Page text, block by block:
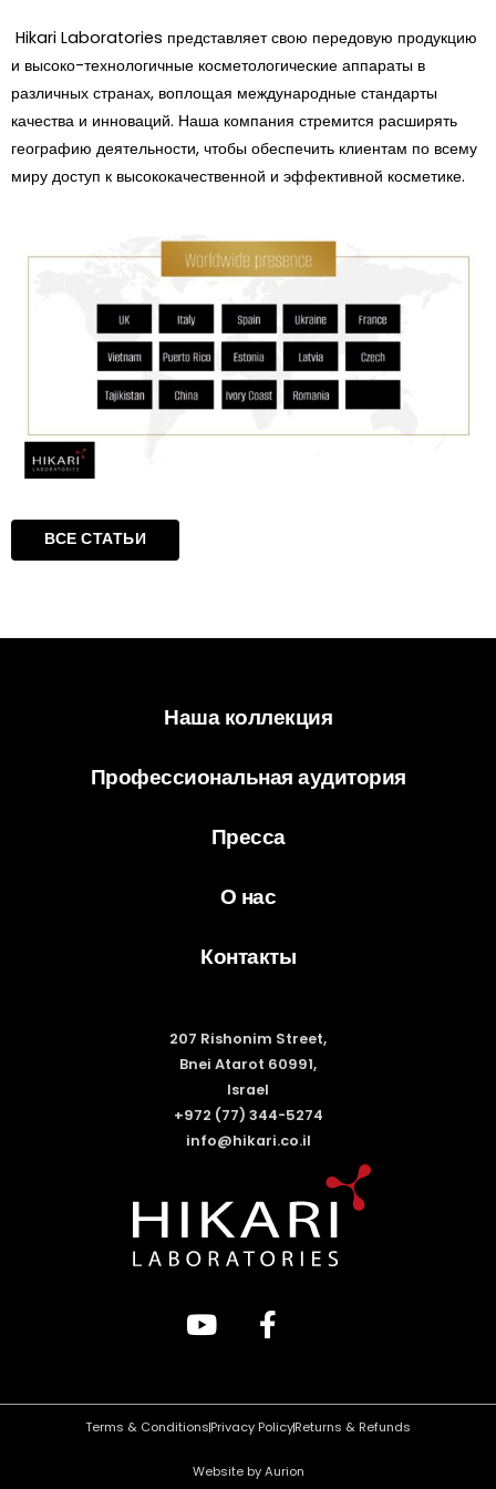
Hikari Laboratories представляет свою передовую продукцию
и высоко-технологичные косметологические аппараты в
различных странах, воплощая международные стандарты
качества и инноваций. Наша компания стремится расширять
географию деятельности, чтобы обеспечить клиентам по всему
миру доступ к высококачественной и эффективной косметике.
ВСЕ СТАТЬИ
Наша коллекция
Профессиональная аудитория
Пресса
О нас
Контакты
207 Rishonim Street,
Bnei Atarot 60991,
Israel
+972 (77) 344-5274
info@hikari.co.il
Terms & ConditionsPrivacy PolicyReturns & Refunds
Website by Aurion